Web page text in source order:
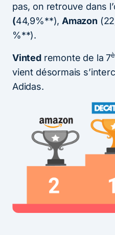
pas, on retrouve dans
(44,9%**), Amazon
%**).
Vintedremonte de la 7
vient désormais
Adidas.